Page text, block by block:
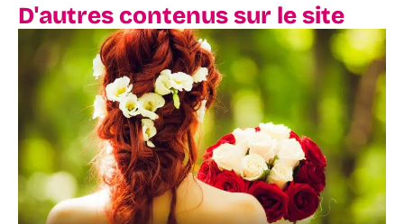
D'autres contenus sur le site